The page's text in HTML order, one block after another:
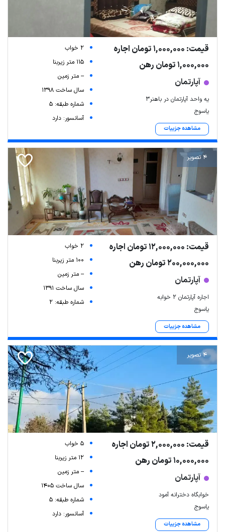
قیمت: 1,000,000 تومان اجاره
1,000,000 تومان رهن
آپارتمان
یه واحد آپارتمان در باهنر3
یاسوج
مشاهده جزییات
2 خواب
115 متر زیربنا
-- متر زمین
سال ساخت 1398
شماره طبقه: 5
آسانسور: دارد
4 تصویر
قیمت: 12,000,000 تومان اجاره
200,000,000 تومان رهن
آپارتمان
اجاره آپارتمان ۲ خوابه
یاسوج
مشاهده جزییات
2 خواب
100 متر زیربنا
-- متر زمین
سال ساخت 1391
شماره طبقه: 2
4 تصویر
قیمت: 2,000,000 تومان اجاره
10,000,000 تومان رهن
آپارتمان
خوابگاه دخترانه آمود
یاسوج
مشاهده جزییات
5 خواب
12 متر زیربنا
-- متر زمین
سال ساخت 1405
شماره طبقه: 5
آسانسور: دارد